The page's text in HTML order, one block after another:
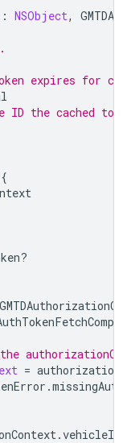
: NSObject,
expires for
ID the cached
{
?
=
.
.vehicleID